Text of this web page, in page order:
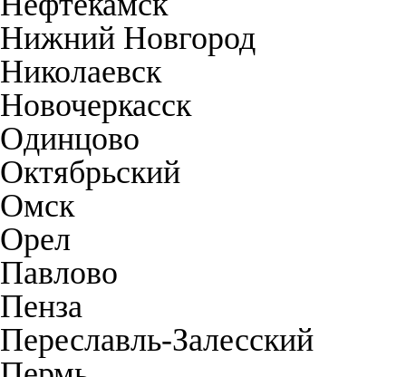
Нижний Новгород
Николаевск
Новочеркасск
Одинцово
Октябрьский
Омск
Орел
Павлово
Пенза
Переславль-Залесский